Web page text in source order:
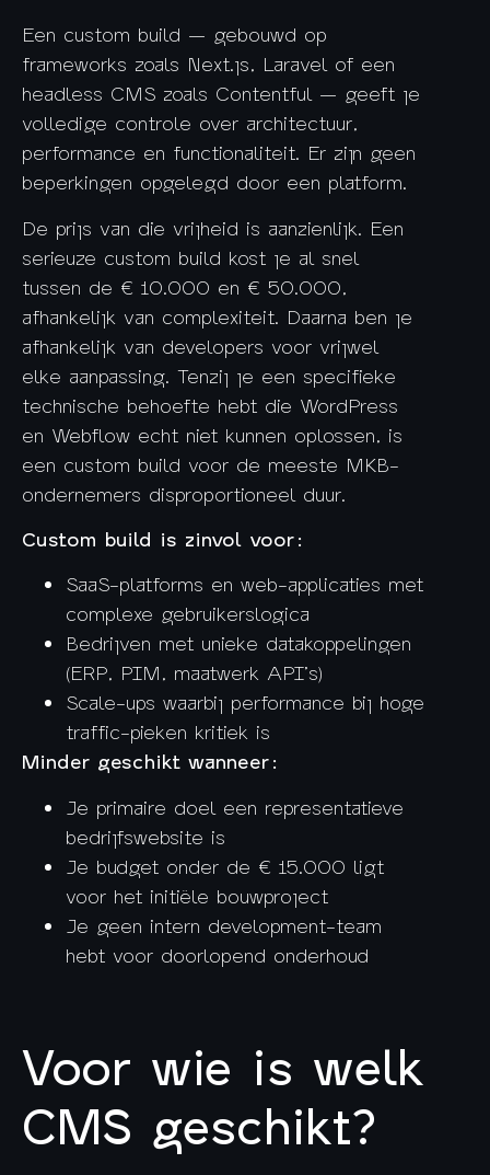
Een custom build — gebouwd op
frameworks zoals Next.js, Laravel of een
headless CMS zoals Contentful — geeft je
volledige controle over architectuur,
performance en functionaliteit. Er zijn geen
beperkingen opgelegd door een platform.
De prijs van die vrijheid is aanzienlijk. Een
serieuze custom build kost je al snel
tussen de € 10.000 en € 50.000,
afhankelijk van complexiteit. Daarna ben je
afhankelijk van developers voor vrijwel
elke aanpassing. Tenzij je een specifieke
technische behoefte hebt die WordPress
en Webflow echt niet kunnen oplossen, is
een custom build voor de meeste MKB-
ondernemers disproportioneel duur.
Custom build is zinvol voor:
SaaS-platforms en web-applicaties met
complexe gebruikerslogica
Bedrijven met unieke datakoppelingen
(ERP, PIM, maatwerk API’s)
Scale-ups waarbij performance bij hoge
traffic-pieken kritiek is
Minder geschikt wanneer:
Je primaire doel een representatieve
bedrijfswebsite is
Je budget onder de € 15.000 ligt
voor het initiële bouwproject
Je geen intern development-team
hebt voor doorlopend onderhoud
Voor wie is welk
CMS geschikt?